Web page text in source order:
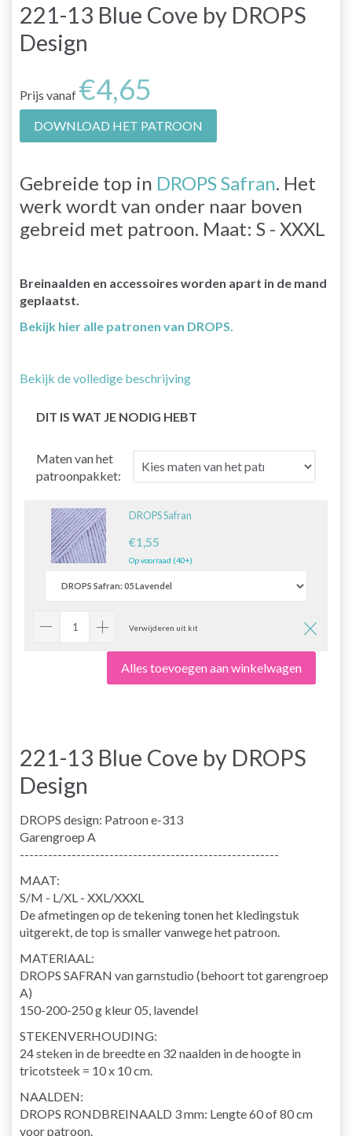
221-13 Blue Cove by DROPS
Design
Prijs vanaf €4,65
DOWNLOAD HET PATROON
Gebreide top in DROPS Safran. Het
werk wordt van onder naar boven
gebreid met patroon. Maat: S - XXXL
Breinaalden en accessoires worden apart in de mand
geplaatst.
Bekijk hier alle patronen van DROPS.
Bekijk de volledige beschrijving
DIT IS WAT JE NODIG HEBT
Maten van het
patroonpakket:
DROPS Safran
€1,55
Op voorraad (40+)
Verwijderen uit kit
Alles toevoegen aan winkelwagen
221-13 Blue Cove by DROPS
Design
DROPS design: Patroon e-313
Garengroep A
-------------------------------------------------------
MAAT:
S/M - L/XL - XXL/XXXL
De afmetingen op de tekening tonen het kledingstuk
uitgerekt, de top is smaller vanwege het patroon.
MATERIAAL:
DROPS SAFRAN van garnstudio (behoort tot garengroep
A)
150-200-250 g kleur 05, lavendel
STEKENVERHOUDING:
24 steken in de breedte en 32 naalden in de hoogte in
tricotsteek = 10 x 10 cm.
NAALDEN:
DROPS RONDBREINAALD 3 mm: Lengte 60 of 80 cm
voor patroon.